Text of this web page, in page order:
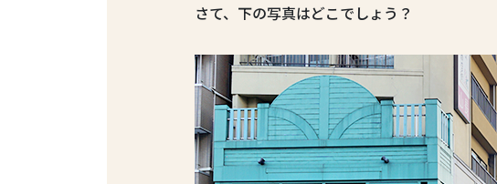
さて、下の写真はどこでしょう？